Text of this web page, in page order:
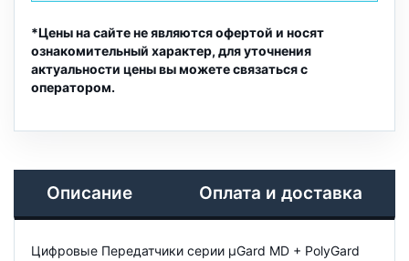
*Цены на сайте не являются офертой и носят
ознакомительный характер, для уточнения
актуальности цены вы можете связаться с
оператором.
Описание Оплата и доставка
Цифровые Передатчики серии µGard MD + PolyGard